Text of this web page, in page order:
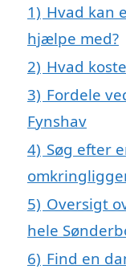
1) Hvad kan
hjælpe med?
2) Hvad
3) Fordele
Fynshav
4) Søg efter
5) Oversigt
hele
6) Find en